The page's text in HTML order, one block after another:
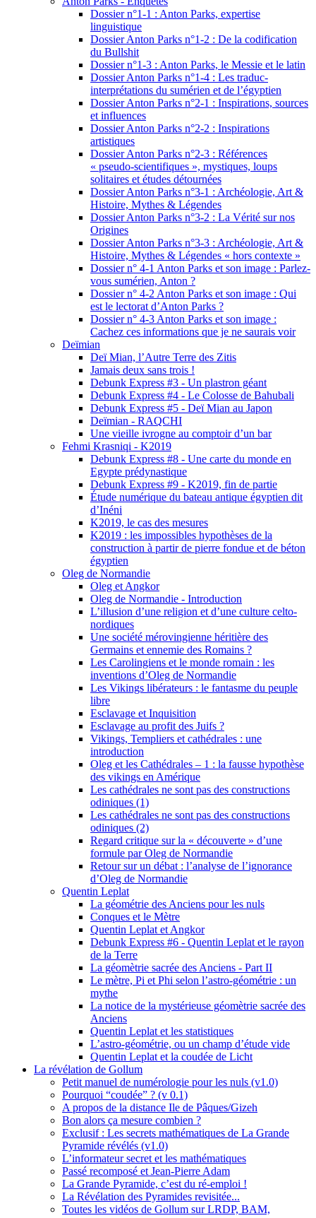
Dossier n°1-1 : Anton Parks, expertise
linguistique
Dossier Anton Parks n°1-2 : De la codification
du Bullshit
Dossier n°1-3 : Anton Parks, le Messie et le latin
Dossier Anton Parks n°1-4 : Les traduc-
interprétations du sumérien et de l’égyptien
Dossier Anton Parks n°2-1 : Inspirations, sources
et influences
Dossier Anton Parks n°2-2 : Inspirations
artistiques
Dossier Anton Parks n°2-3 : Références
« pseudo-scientifiques », mystiques, loups
solitaires et études détournées
Dossier Anton Parks n°3-1 : Archéologie, Art &
Histoire, Mythes & Légendes
Dossier Anton Parks n°3-2 : La Vérité sur nos
Origines
Dossier Anton Parks n°3-3 : Archéologie, Art &
Histoire, Mythes & Légendes « hors contexte »
Dossier n° 4-1 Anton Parks et son image : Parlez-
vous sumérien, Anton ?
Dossier n° 4-2 Anton Parks et son image : Qui
est le lectorat d’Anton Parks ?
Dossier n° 4-3 Anton Parks et son image :
Cachez ces informations que je ne saurais voir
Deïmian
Deï Mian, l’Autre Terre des Zitis
Jamais deux sans trois !
Debunk Express #3 - Un plastron géant
Debunk Express #4 - Le Colosse de Bahubali
Debunk Express #5 - Deï Mian au Japon
Deïmian - RAQCHI
Une vieille ivrogne au comptoir d’un bar
Fehmi Krasniqi - K2019
Debunk Express #8 - Une carte du monde en
Egypte prédynastique
Debunk Express #9 - K2019, fin de partie
Étude numérique du bateau antique égyptien dit
d’Inéni
K2019, le cas des mesures
K2019 : les impossibles hypothèses de la
construction à partir de pierre fondue et de béton
égyptien
Oleg de Normandie
Oleg et Angkor
Oleg de Normandie - Introduction
L’illusion d’une religion et d’une culture celto-
nordiques
Une société mérovingienne héritière des
Germains et ennemie des Romains ?
Les Carolingiens et le monde romain : les
inventions d’Oleg de Normandie
Les Vikings libérateurs : le fantasme du peuple
libre
Esclavage et Inquisition
Esclavage au profit des Juifs ?
Vikings, Templiers et cathédrales : une
introduction
Oleg et les Cathédrales – 1 : la fausse hypothèse
des vikings en Amérique
Les cathédrales ne sont pas des constructions
odiniques (1)
Les cathédrales ne sont pas des constructions
odiniques (2)
Regard critique sur la « découverte » d’une
formule par Oleg de Normandie
Retour sur un débat : l’analyse de l’ignorance
d’Oleg de Normandie
Quentin Leplat
La géométrie des Anciens pour les nuls
Conques et le Mètre
Quentin Leplat et Angkor
Debunk Express #6 - Quentin Leplat et le rayon
de la Terre
La géomètrie sacrée des Anciens - Part II
Le mètre, Pi et Phi selon l’astro-géométrie : un
mythe
La notice de la mystérieuse géomètrie sacrée des
Anciens
Quentin Leplat et les statistiques
L’astro-géométrie, ou un champ d’étude vide
Quentin Leplat et la coudée de Licht
La révélation de Gollum
Petit manuel de numérologie pour les nuls (v1.0)
Pourquoi “coudée” ? (v 0.1)
A propos de la distance Ile de Pâques/Gizeh
Bon alors ça mesure combien ?
Exclusif : Les secrets mathématiques de La Grande
Pyramide révélés (v1.0)
L’informateur secret et les mathématiques
Passé recomposé et Jean-Pierre Adam
La Grande Pyramide, c’est du ré-emploi !
La Révélation des Pyramides revisitée...
Toutes les vidéos de Gollum sur LRDP, BAM,